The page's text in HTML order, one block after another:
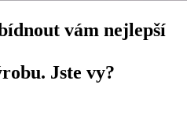
vám nejlepší
Jste vy?